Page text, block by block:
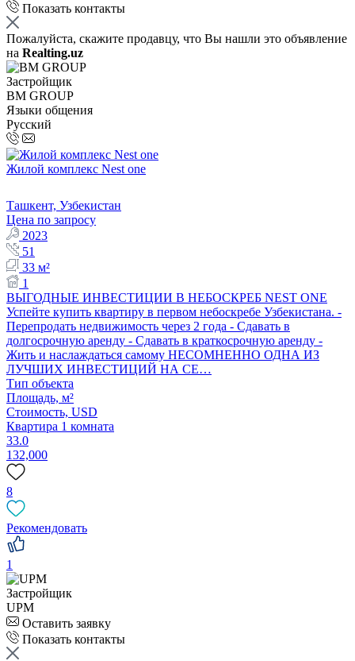
Показать контакты
Пожалуйста, скажите продавцу, что Вы нашли это объявление
на Realting.uz
Застройщик
BM GROUP
Языки общения
Русский
Жилой комплекс Nest one
Ташкент, Узбекистан
Цена по запросу
2023
51
33 м²
1
ВЫГОДНЫЕ ИНВЕСТИЦИИ В НЕБОСКРЕБ NEST ONE
Успейте купить квартиру в первом небоскребе Узбекистана. -
Перепродать недвижимость через 2 года - Сдавать в
долгосрочную аренду - Сдавать в краткосрочную аренду -
Жить и наслаждаться самому НЕСОМНЕННО ОДНА ИЗ
ЛУЧШИХ ИНВЕСТИЦИЙ НА СЕ…
Тип объекта
Площадь, м²
Стоимость, USD
Квартира 1 комната
33.0
132,000
8
Рекомендовать
1
Застройщик
UPM
Оставить заявку
Показать контакты